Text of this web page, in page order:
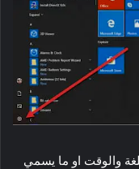
والوقت او ما يسمي